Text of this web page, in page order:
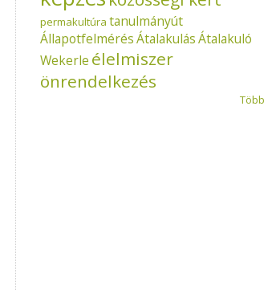
permakultúra tanulmányút
ÁllapotfelmérésÁtalakulásÁtalakuló
Wekerle élelmiszer
önrendelkezés
Több